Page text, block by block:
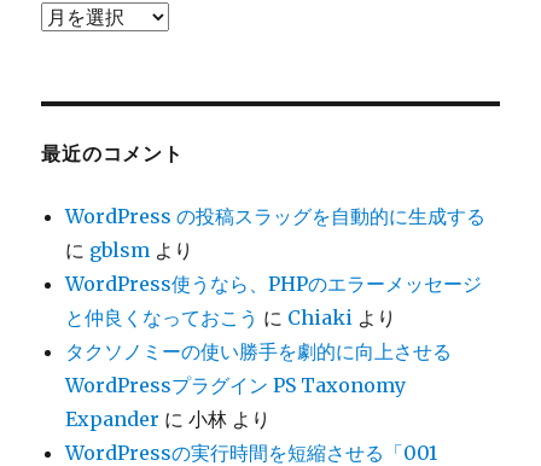
ア
ブ
最近のコメント
WordPress の投稿スラッグを自動的に生成する
に gblsm より
WordPress使うなら、PHPのエラーメッセージ
と仲良くなっておこう に Chiaki より
タクソノミーの使い勝手を劇的に向上させる
WordPressプラグイン PS Taxonomy
Expander に小林 より
WordPressの実行時間を短縮させる「001